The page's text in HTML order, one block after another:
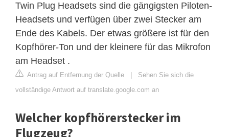
Twin Plug Headsets sind die gängigsten Piloten-
Headsets und verfügen über zwei Stecker am
Ende des Kabels. Der etwas größere ist für den
Kopfhörer-Ton und der kleinere für das Mikrofon
am Headset .
Antrag auf Entfernung der Quelle
Sehen Sie sich die
vollständige Antwort auf translate.google.com an
Welcher kopfhörerstecker im
Flugzeug?